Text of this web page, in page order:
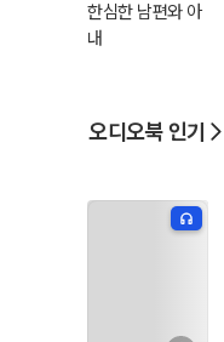
한심한 남편와 아
내
오디오북 인기